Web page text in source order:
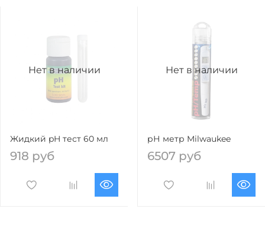
Нет в наличии
Жидкий pH тест 60 мл
918 руб
Нет в наличии
рН метр Milwaukee
6507 руб